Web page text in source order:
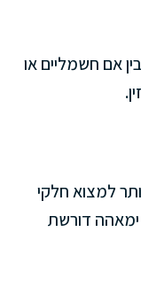
אם חשמליים או
למצוא חלקי
ימאהה דורשת